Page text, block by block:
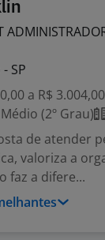
SP
a R$ 3.004,00
(2º Grau)
de atender
valoriza a
faz a difere...